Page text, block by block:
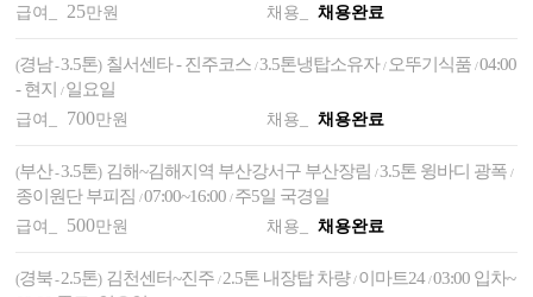
급여_25만원 채용_ 채용완료
(경남-3.5톤) 칠서센타 - 진주코스/3.5톤냉탑소유자/ 오뚜기식품/04:00
- 현지/ 일요일
급여_ 700만원 채용_ 채용완료
(부산-3.5톤) 김해~김해지역 부산강서구 부산장림/3.5톤 윙바디 광폭/
종이원단 부피짐/07:00~16:00/ 주5일 국경일
급여_ 500만원 채용_ 채용완료
(경북-2.5톤) 김천센터~진주/ 2.5톤 내장탑 차량/ 이마트24/03:00 입차~